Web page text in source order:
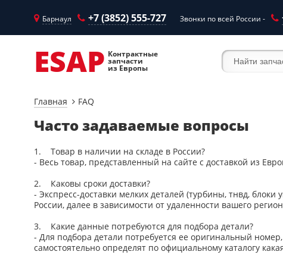
Барнаул +7 (3852) 555-727 Звонки по всей России -
ESAP Контрактные
запчасти
из Европы
Главная FAQ
Часто задаваемые вопросы
1. Товар в наличии на складе в России?
- Весь товар, представленный на сайте с доставкой из
2. Каковы сроки доставки?
- Экспресс-доставки мелких деталей (турбины, тнвд,
России, далее в зависимости от удаленности вашего
3. Какие данные потребуются для подбора детали?
- Для подбора детали потребуется ее оригинальный
самостоятельно определят по официальному каталогу